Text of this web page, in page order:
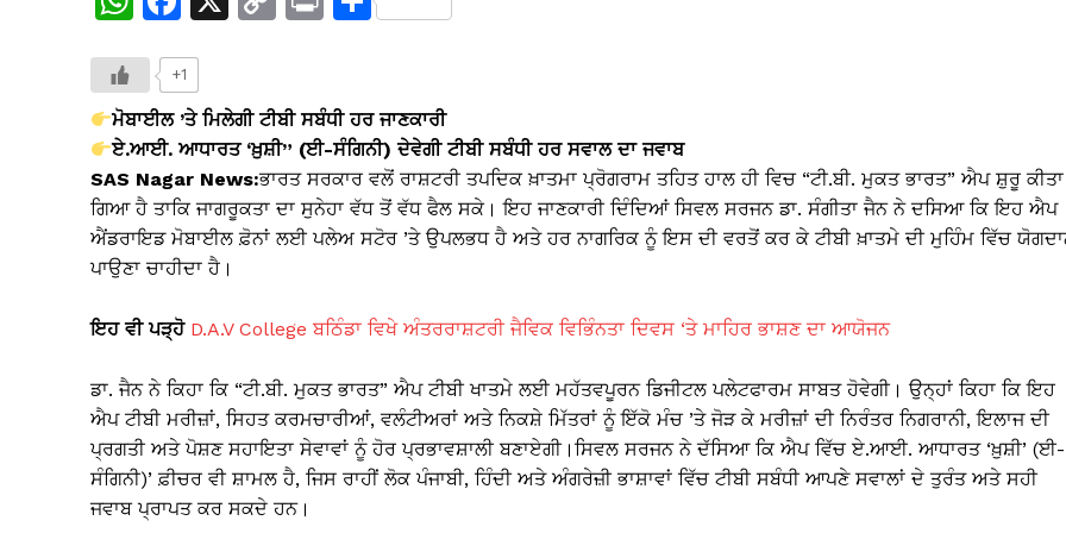
at
s
A
p
p
c
e
b
o
o
k
y
Li
n
k
e
+1
ਮੋਬਾਈਲ ’ਤੇ ਮਿਲੇਗੀ ਟੀਬੀ ਸਬੰਧੀ ਹਰ ਜਾਣਕਾਰੀ
ਏ.ਆਈ. ਆਧਾਰਤ ‘ਖ਼ੁਸ਼ੀ” (ਈ-ਸੰਗਿਨੀ) ਦੇਵੇਗੀ ਟੀਬੀ ਸਬੰਧੀ ਹਰ ਸਵਾਲ ਦਾ ਜਵਾਬ
SAS Nagar News:ਭਾਰਤ ਸਰਕਾਰ ਵਲੋਂ ਰਾਸ਼ਟਰੀ ਤਪਦਿਕ ਖ਼ਾਤਮਾ ਪ੍ਰੋਗਰਾਮ ਤਹਿਤ ਹਾਲ ਹੀ ਵਿਚ “ਟੀ.ਬੀ. ਮੁਕਤ ਭਾਰਤ” ਐਪ ਸ਼ੁਰੂ ਕੀਤਾ
ਗਿਆ ਹੈ ਤਾਕਿ ਜਾਗਰੂਕਤਾ ਦਾ ਸੁਨੇਹਾ ਵੱਧ ਤੋਂ ਵੱਧ ਫੈਲ ਸਕੇ। ਇਹ ਜਾਣਕਾਰੀ ਦਿੰਦਿਆਂ ਸਿਵਲ ਸਰਜਨ ਡਾ. ਸੰਗੀਤਾ ਜੈਨ ਨੇ ਦਸਿਆ ਕਿ ਇਹ ਐਪ
ਐਂਡਰਾਇਡ ਮੋਬਾਈਲ ਫ਼ੋਨਾਂ ਲਈ ਪਲੇਅ ਸਟੋਰ ’ਤੇ ਉਪਲਭਧ ਹੈ ਅਤੇ ਹਰ ਨਾਗਰਿਕ ਨੂੰ ਇਸ ਦੀ ਵਰਤੋਂ ਕਰ ਕੇ ਟੀਬੀ ਖ਼ਾਤਮੇ ਦੀ ਮੁਹਿੰਮ ਵਿੱਚ
ਪਾਉਣਾ ਚਾਹੀਦਾ ਹੈ।
ਇਹ ਵੀ ਪੜ੍ਹੋ D.A.V College ਬਠਿੰਡਾ ਵਿਖੇ ਅੰਤਰਰਾਸ਼ਟਰੀ ਜੈਵਿਕ ਵਿਭਿੰਨਤਾ ਦਿਵਸ ‘ਤੇ ਮਾਹਿਰ ਭਾਸ਼ਣ ਦਾ ਆਯੋਜਨ
ਡਾ. ਜੈਨ ਨੇ ਕਿਹਾ ਕਿ “ਟੀ.ਬੀ. ਮੁਕਤ ਭਾਰਤ” ਐਪ ਟੀਬੀ ਖਾਤਮੇ ਲਈ ਮਹੱਤਵਪੂਰਨ ਡਿਜੀਟਲ ਪਲੇਟਫਾਰਮ ਸਾਬਤ ਹੋਵੇਗੀ। ਉਨ੍ਹਾਂ ਕਿਹਾ ਕਿ ਇਹ
ਐਪ ਟੀਬੀ ਮਰੀਜ਼ਾਂ, ਸਿਹਤ ਕਰਮਚਾਰੀਆਂ, ਵਲੰਟੀਅਰਾਂ ਅਤੇ ਨਿਕਸ਼ੇ ਮਿੱਤਰਾਂ ਨੂੰ ਇੱਕੋ ਮੰਚ ’ਤੇ ਜੋੜ ਕੇ ਮਰੀਜ਼ਾਂ ਦੀ ਨਿਰੰਤਰ ਨਿਗਰਾਨੀ, ਇਲਾਜ ਦੀ
ਪ੍ਰਗਤੀ ਅਤੇ ਪੋਸ਼ਣ ਸਹਾਇਤਾ ਸੇਵਾਵਾਂ ਨੂੰ ਹੋਰ ਪ੍ਰਭਾਵਸ਼ਾਲੀ ਬਣਾਏਗੀ।ਸਿਵਲ ਸਰਜਨ ਨੇ ਦੱਸਿਆ ਕਿ ਐਪ ਵਿੱਚ ਏ.ਆਈ. ਆਧਾਰਤ ‘ਖ਼ੁਸ਼ੀ’ (ਈ-
ਸੰਗਿਨੀ)’ ਫ਼ੀਚਰ ਵੀ ਸ਼ਾਮਲ ਹੈ, ਜਿਸ ਰਾਹੀਂ ਲੋਕ ਪੰਜਾਬੀ, ਹਿੰਦੀ ਅਤੇ ਅੰਗਰੇਜ਼ੀ ਭਾਸ਼ਾਵਾਂ ਵਿੱਚ ਟੀਬੀ ਸਬੰਧੀ ਆਪਣੇ ਸਵਾਲਾਂ ਦੇ ਤੁਰੰਤ ਅਤੇ ਸਹੀ
ਜਵਾਬ ਪ੍ਰਾਪਤ ਕਰ ਸਕਦੇ ਹਨ।